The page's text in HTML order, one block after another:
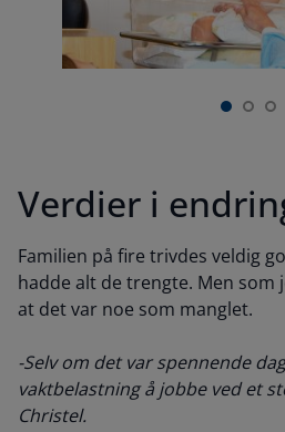
Verdier i
Familien på fire trivdes veldig
hadde alt de trengte. Men
at det var noe som manglet.
-Selv om det var spennende
vaktbelastning å jobbe ved et
Christel.